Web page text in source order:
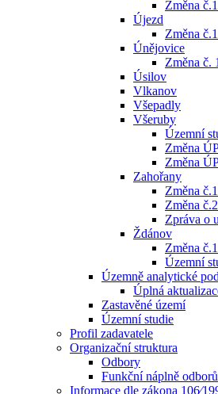
Změna
Újezd
Změna
Únějovice
Změna č.
Úsilov
Vlkanov
Všepadly
Všeruby
Územní
Změna
Změna
Zahořany
Změna
Změna
Zpráva o
Ždánov
Změna
Územní
Územně analytické
Úplná
Zastavěné území
Územní studie
Profil zadavatele
Organizační struktura
Odbory
Funkční náplně odborů
Informace dle zákona